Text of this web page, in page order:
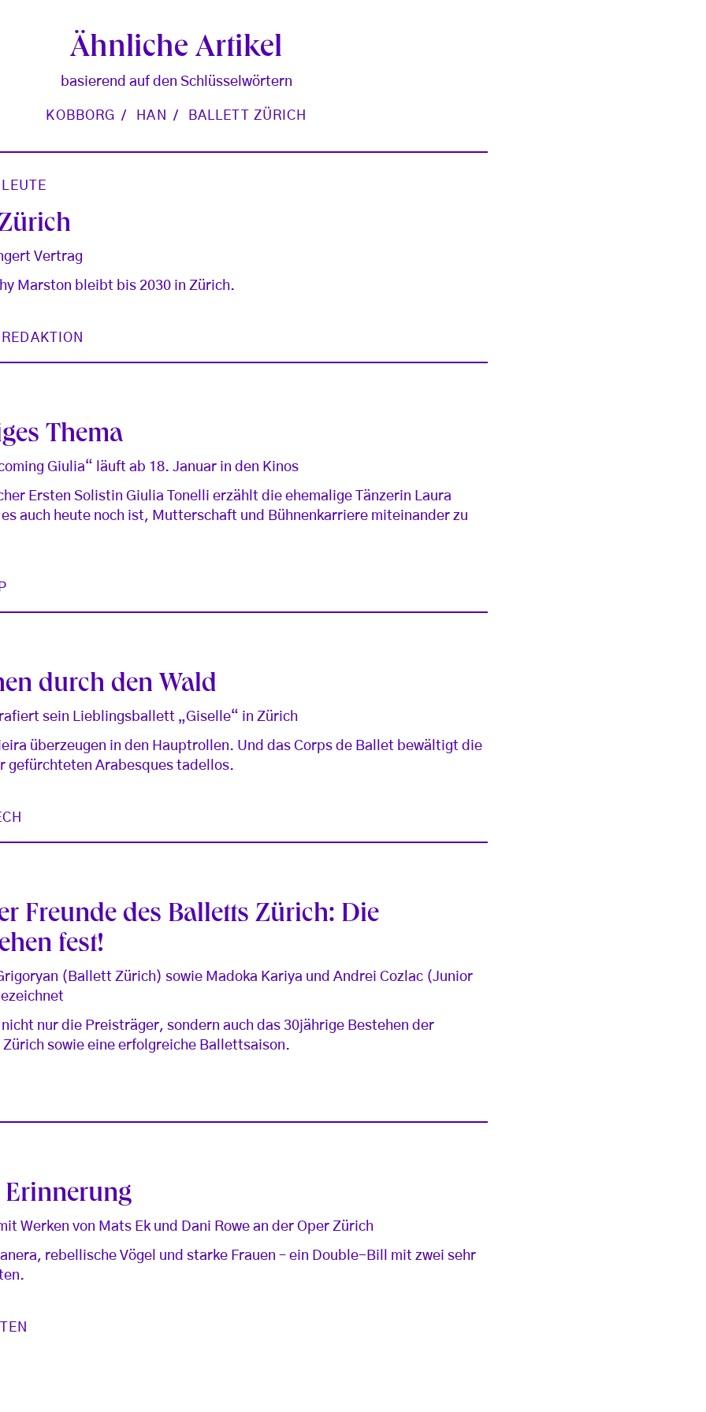
Ähnliche Artikel
basierend auf den Schlüsselwörtern
KOBBORG HAN BALLETT ZÜRICH
LEUTE
Vertrag
Marston bleibt bis 2030 in Zürich.
Thema
Giulia“ läuft ab 18. Januar in den Kinos
Ersten Solistin Giulia Tonelli erzählt die ehemalige Tänzerin Laura
auch heute noch ist, Mutterschaft und Bühnenkarriere miteinander zu
durch den Wald
sein Lieblingsballett „Giselle“ in Zürich
überzeugen in den Hauptrollen. Und das Corps de Ballet bewältigt die
gefürchteten Arabesques tadellos.
Freunde des Balletts Zürich: Die
fest!
(Ballett Zürich) sowie Madoka Kariya und Andrei Cozlac (Junior
nur die Preisträger, sondern auch das 30jährige Bestehen der
sowie eine erfolgreiche Ballettsaison.
Werken von Mats Ek und Dani Rowe an der Oper Zürich
rebellische Vögel und starke Frauen – ein Double-Bill mit zwei sehr